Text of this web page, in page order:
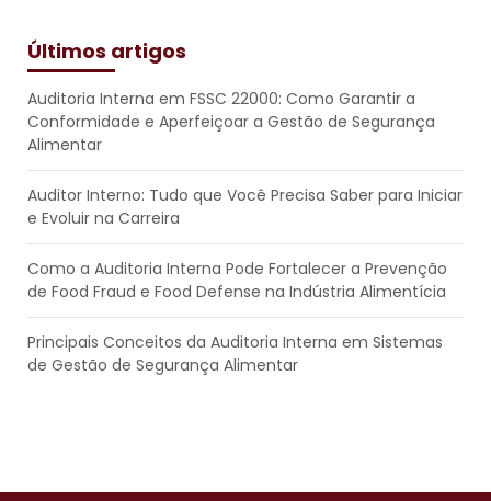
Últimos artigos
Auditoria Interna em FSSC 22000: Como Garantir a
Conformidade e Aperfeiçoar a Gestão de Segurança
Alimentar
Auditor Interno: Tudo que Você Precisa Saber para Iniciar
e Evoluir na Carreira
Como a Auditoria Interna Pode Fortalecer a Prevenção
de Food Fraud e Food Defense na Indústria Alimentícia
Principais Conceitos da Auditoria Interna em Sistemas
de Gestão de Segurança Alimentar